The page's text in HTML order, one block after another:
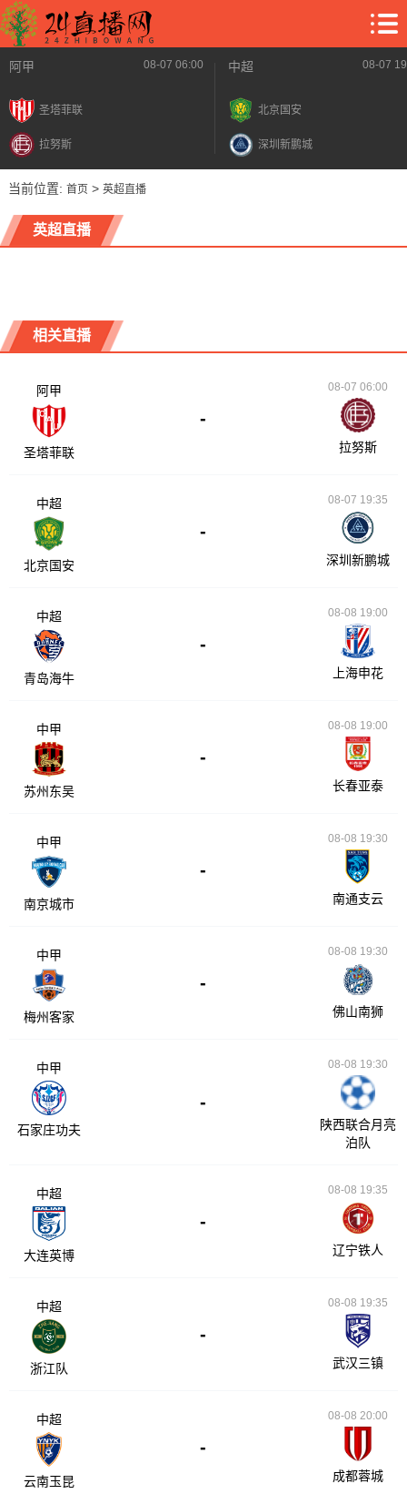
阿甲 08-07 06:00
圣塔菲联
拉努斯
中超 08-07
北京国安
深圳新鹏城
当前位置: 首页> 英超直播
英超直播
相关直播
阿甲
圣塔菲联
-
08-07 06:00
拉努斯
中超
北京国安
-
08-07 19:35
深圳新鹏城
中超
青岛海牛
-
08-08 19:00
上海申花
中甲
苏州东吴
-
08-08 19:00
长春亚泰
中甲
南京城市
-
08-08 19:30
南通支云
中甲
梅州客家
-
08-08 19:30
佛山南狮
中甲
石家庄功夫
-
08-08 19:30
陕西联合月亮
泊队
中超
大连英博
-
08-08 19:35
辽宁铁人
中超
浙江队
-
08-08 19:35
武汉三镇
中超
云南玉昆
-
08-08 20:00
成都蓉城